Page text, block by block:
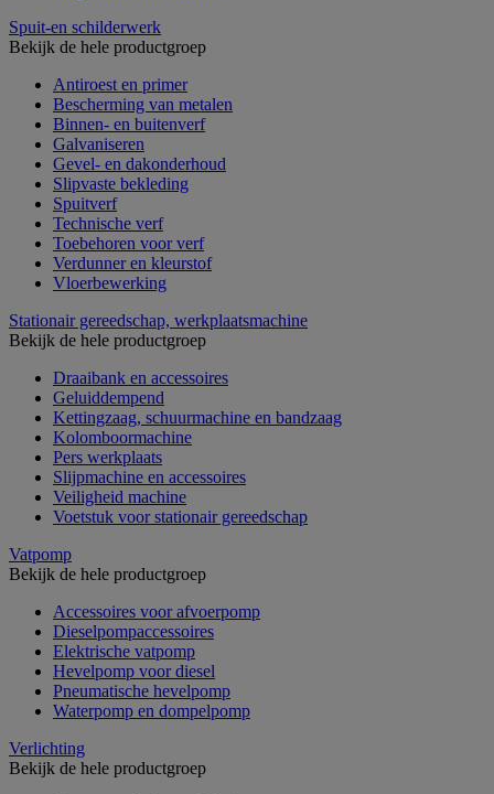
Spuit-en schilderwerk
Bekijk de hele productgroep
Antiroest en primer
Bescherming van metalen
Binnen- en buitenverf
Galvaniseren
Gevel- en dakonderhoud
Slipvaste bekleding
Spuitverf
Technische verf
Toebehoren voor verf
Verdunner en kleurstof
Vloerbewerking
Stationair gereedschap, werkplaatsmachine
Bekijk de hele productgroep
Draaibank en accessoires
Geluiddempend
Kettingzaag, schuurmachine en bandzaag
Kolomboormachine
Pers werkplaats
Slijpmachine en accessoires
Veiligheid machine
Voetstuk voor stationair gereedschap
Vatpomp
Bekijk de hele productgroep
Accessoires voor afvoerpomp
Dieselpompaccessoires
Elektrische vatpomp
Hevelpomp voor diesel
Pneumatische hevelpomp
Waterpomp en dompelpomp
Verlichting
Bekijk de hele productgroep